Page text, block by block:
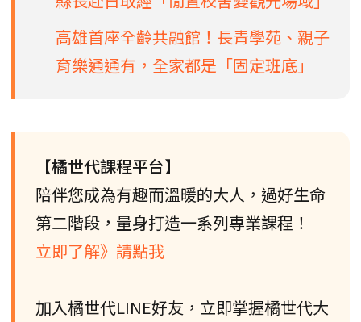
高雄首座全齡共融館！長青學苑、親子
育樂通通有，全家都是「固定班底」
【橘世代課程平台】
陪伴您成為有趣而溫暖的大人，過好生命
第二階段，量身打造一系列專業課程！
立即了解》請點我
加入橘世代LINE好友，立即掌握橘世代大